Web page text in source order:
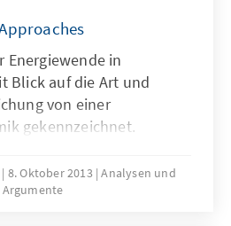
Energiewende in
Blick auf die Art und
von einer
gekennzeichnet.
gibt es nicht. Zudem
in einer Zeit statt, in
8. Oktober 2013 Analysen und
Argumente